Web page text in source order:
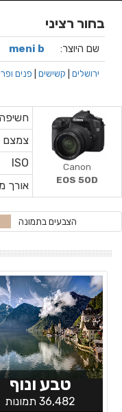
בחור רציני
שם היוצר: meni b
ירושלים קשישים פנים
חשיפה
צמצם
ISO
אורך
Canon
EOS 50D
הצבעים בתמונה
טבע ונוף
36,482 תמונות